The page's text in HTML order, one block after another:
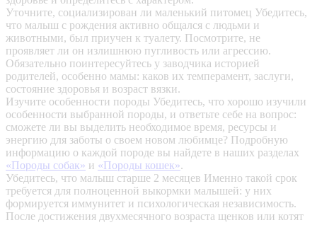
Уточните, социализирован ли маленький питомец Убедитесь,
что малыш с рождения активно общался с людьми и
животными, был приучен к туалету. Посмотрите, не
проявляет ли он излишнюю пугливость или агрессию.
Обязательно поинтересуйтесь у заводчика историей
родителей, особенно мамы: каков их темперамент, заслуги,
состояние здоровья и возраст вязки.
Изучите особенности породы Убедитесь, что хорошо изучили
особенности выбранной породы, и ответьте себе на вопрос:
сможете ли вы выделить необходимое время, ресурсы и
энергию для заботы о своем новом любимце? Подробную
информацию о каждой породе вы найдете в наших разделах
«Породы собак» и «Породы кошек».
Убедитесь, что малыш старше 2 месяцев Именно такой срок
требуется для полноценной выкормки малышей: у них
формируется иммунитет и психологическая независимость.
После достижения двухмесячного возраста щенков или котят